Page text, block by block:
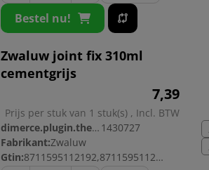
Bestel nu!
Zwaluw joint fix 310ml
cementgrijs
7,39
Prijs per stuk van 1 stuk(s) , Incl. BTW
dimerce.plugin.theme.productnr: 1430727
Fabrikant:Zwaluw
Gtin:
8711595112192,8711595112208